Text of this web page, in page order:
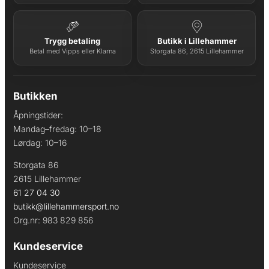
Trygg betaling
Betal med Vipps eller Klarna
Butikk i Lillehammer
Storgata 86, 2615 Lillehammer
Butikken
Åpningstider:
Mandag–fredag: 10–18
Lørdag: 10–16
Storgata 86
2615 Lillehammer
61 27 04 30
butikk@lillehammersport.no
Org.nr: 983 829 856
Kundeservice
Kundeservice